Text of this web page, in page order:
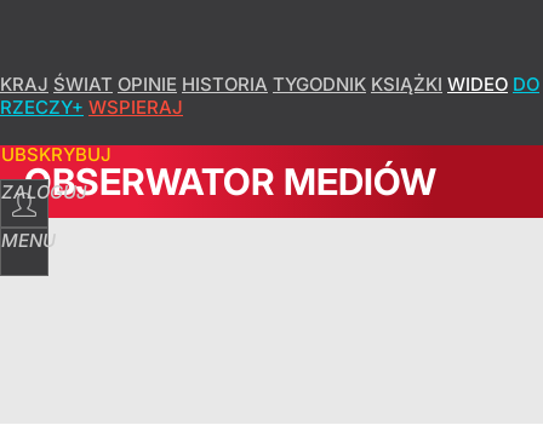
KRAJ ŚWIAT OPINIE HISTORIA TYGODNIK KSIĄŻKI WIDEO DO
RZECZY+ WSPIERAJ
ZALOGUJ
MENU
OBSERWATOR MEDIÓW